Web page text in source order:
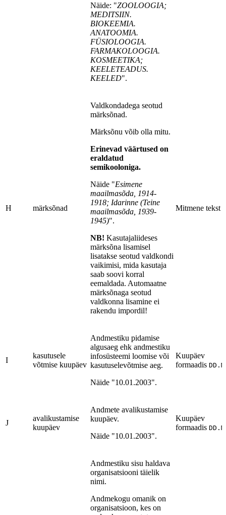
Näide: "ZOOLOOGIA;
MEDITSIIN.
BIOKEEMIA.
ANATOOMIA.
FÜSIOLOOGIA.
FARMAKOLOOGIA.
KOSMEETIKA;
KEELETEADUS.
KEELED".
H märksõnad
Valdkondadega seotud
märksõnad.
Märksõnu võib olla mitu.
Erinevad väärtused on
eraldatud
semikooloniga.
Näide "Esimene
maailmasõda, 1914-
1918; Idarinne (Teine
maailmasõda, 1939-
1945)".
NB! Kasutajaliideses
märksõna lisamisel
lisatakse seotud valdkondi
vaikimisi, mida kasutaja
saab soovi korral
eemaldada. Automaatne
märksõnaga seotud
valdkonna lisamine ei
rakendu impordil!
Mitmene tekst
I
kasutusele
võtmise kuupäev
Andmestiku pidamise
algusaeg ehk andmestiku
infosüsteemi loomise või
kasutuselevõtmise aeg.
Näide "10.01.2003".
Kuupäev
formaadis
J
avalikustamise
kuupäev
Andmete avalikustamise
kuupäev.
Näide "10.01.2003".
Kuupäev
formaadis
Andmestiku sisu haldava
organisatsiooni täielik
nimi.
Andmekogu omanik on
organisatsioon, kes on